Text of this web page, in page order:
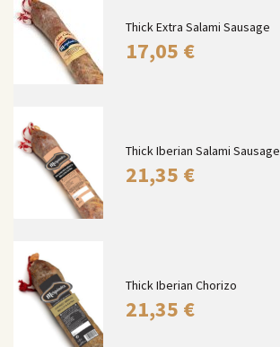
Thick Extra Salami Sausage
17,05 €
Thick Iberian Salami Sausage
21,35 €
Thick Iberian Chorizo
21,35 €